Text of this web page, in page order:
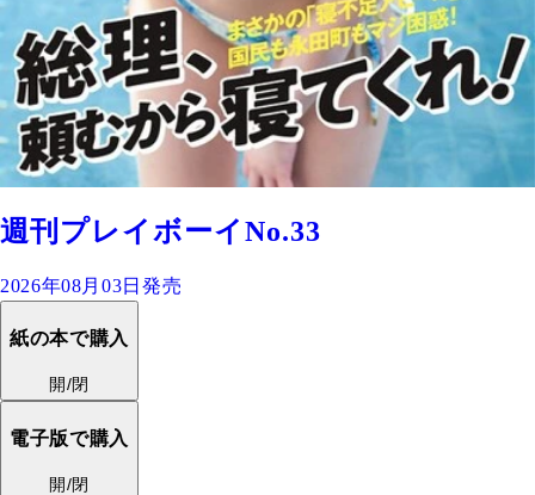
週刊プレイボーイNo.33
2026年08月03日発売
紙の本で購入
開/閉
電子版で購入
開/閉